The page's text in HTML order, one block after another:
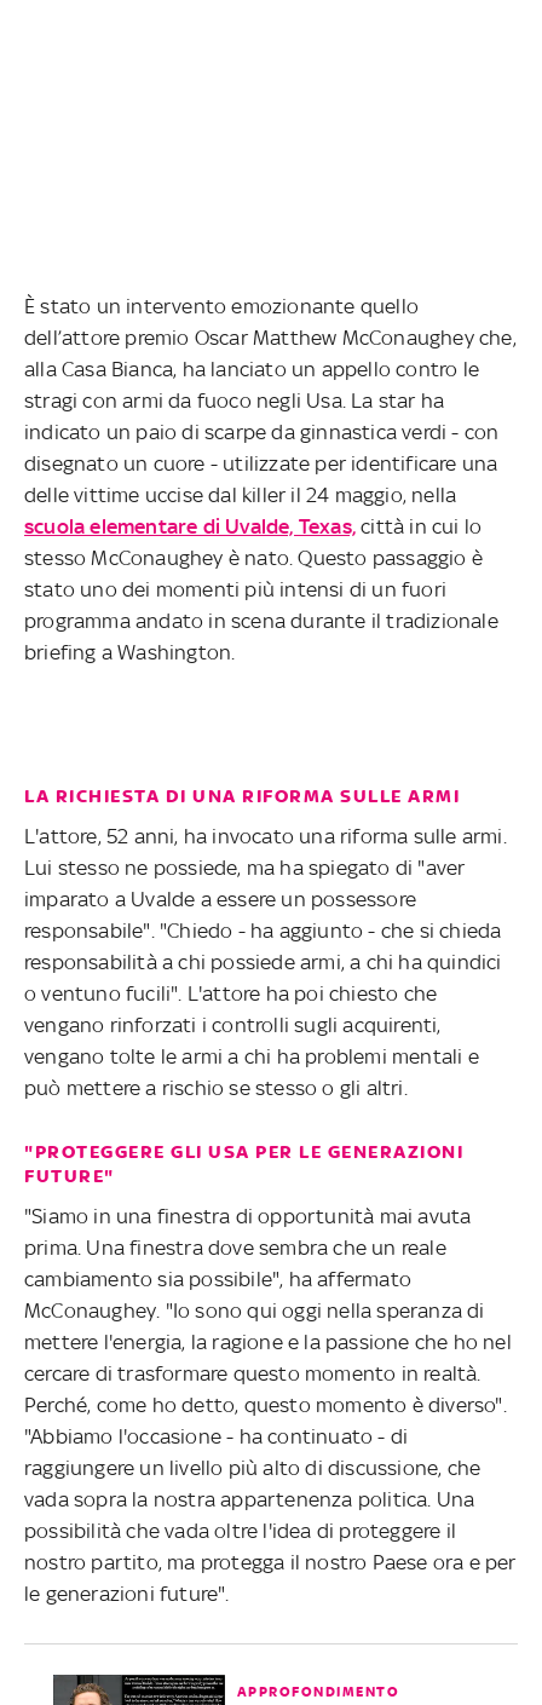
È stato un intervento emozionante quello
dell’attore premio Oscar Matthew McConaughey che,
alla Casa Bianca, ha lanciato un appello contro le
stragi con armi da fuoco negli Usa. La star ha
indicato un paio di scarpe da ginnastica verdi - con
disegnato un cuore - utilizzate per identificare una
delle vittime uccise dal killer il 24 maggio, nella
scuola elementare di Uvalde, Texas, città in cui lo
stesso McConaughey è nato. Questo passaggio è
stato uno dei momenti più intensi di un fuori
programma andato in scena durante il tradizionale
briefing a Washington.
LA RICHIESTA DI UNA RIFORMA SULLE ARMI
L'attore, 52 anni, ha invocato una riforma sulle armi.
Lui stesso ne possiede, ma ha spiegato di "aver
imparato a Uvalde a essere un possessore
responsabile". "Chiedo - ha aggiunto - che si chieda
responsabilità a chi possiede armi, a chi ha quindici
o ventuno fucili". L'attore ha poi chiesto che
vengano rinforzati i controlli sugli acquirenti,
vengano tolte le armi a chi ha problemi mentali e
può mettere a rischio se stesso o gli altri.
"PROTEGGERE GLI USA PER LE GENERAZIONI
FUTURE"
"Siamo in una finestra di opportunità mai avuta
prima. Una finestra dove sembra che un reale
cambiamento sia possibile", ha affermato
McConaughey. "Io sono qui oggi nella speranza di
mettere l'energia, la ragione e la passione che ho nel
cercare di trasformare questo momento in realtà.
Perché, come ho detto, questo momento è diverso".
"Abbiamo l'occasione - ha continuato - di
raggiungere un livello più alto di discussione, che
vada sopra la nostra appartenenza politica. Una
possibilità che vada oltre l'idea di proteggere il
nostro partito, ma protegga il nostro Paese ora e per
le generazioni future".
APPROFONDIMENTO